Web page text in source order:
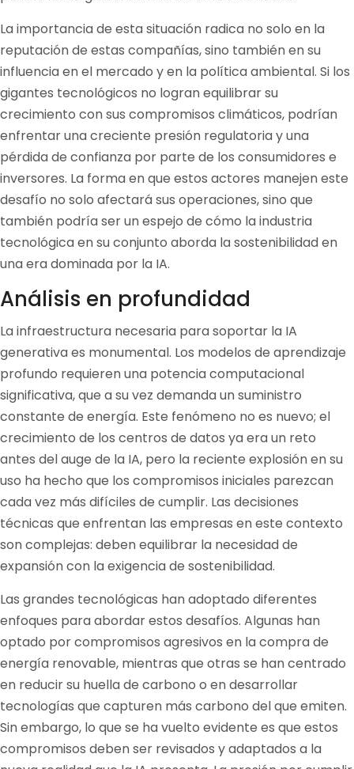
La importancia de esta situación radica no solo en la
reputación de estas compañías, sino también en su
influencia en el mercado y en la política ambiental. Si los
gigantes tecnológicos no logran equilibrar su
crecimiento con sus compromisos climáticos, podrían
enfrentar una creciente presión regulatoria y una
pérdida de confianza por parte de los consumidores e
inversores. La forma en que estos actores manejen este
desafío no solo afectará sus operaciones, sino que
también podría ser un espejo de cómo la industria
tecnológica en su conjunto aborda la sostenibilidad en
una era dominada por la IA.
Análisis en profundidad
La infraestructura necesaria para soportar la IA
generativa es monumental. Los modelos de aprendizaje
profundo requieren una potencia computacional
significativa, que a su vez demanda un suministro
constante de energía. Este fenómeno no es nuevo; el
crecimiento de los centros de datos ya era un reto
antes del auge de la IA, pero la reciente explosión en su
uso ha hecho que los compromisos iniciales parezcan
cada vez más difíciles de cumplir. Las decisiones
técnicas que enfrentan las empresas en este contexto
son complejas: deben equilibrar la necesidad de
expansión con la exigencia de sostenibilidad.
Las grandes tecnológicas han adoptado diferentes
enfoques para abordar estos desafíos. Algunas han
optado por compromisos agresivos en la compra de
energía renovable, mientras que otras se han centrado
en reducir su huella de carbono o en desarrollar
tecnologías que capturen más carbono del que emiten.
Sin embargo, lo que se ha vuelto evidente es que estos
compromisos deben ser revisados y adaptados a la